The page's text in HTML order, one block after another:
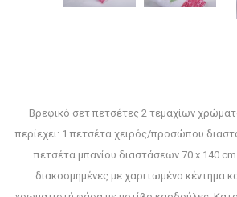
Βρεφικό σετ πετσέτες 2 τεμαχίων
περίεχει: 1 πετσέτα χειρός/προσώπου
πετσέτα μπανίου διαστάσεων 70 x 140 cm.
διακοσμημένες με χαριτωμένο κέντημα